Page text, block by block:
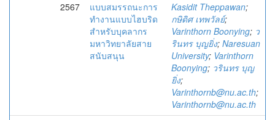
2567
แบบสมรรถนะการ
ทำงานแบบไฮบริด
สำหรับบุคลากร
มหาวิทยาลัยสาย
สนับสนุน
Kasidit Theppawan;
กษิดิศ เทพวัลย์;
Varinthorn Boonying; ว
รินทร บุญยิ่ง; Naresuan
University; Varinthorn
Boonying; วรินทร บุญ
ยิ่ง;
Varinthornb@nu.ac.th;
Varinthornb@nu.ac.th